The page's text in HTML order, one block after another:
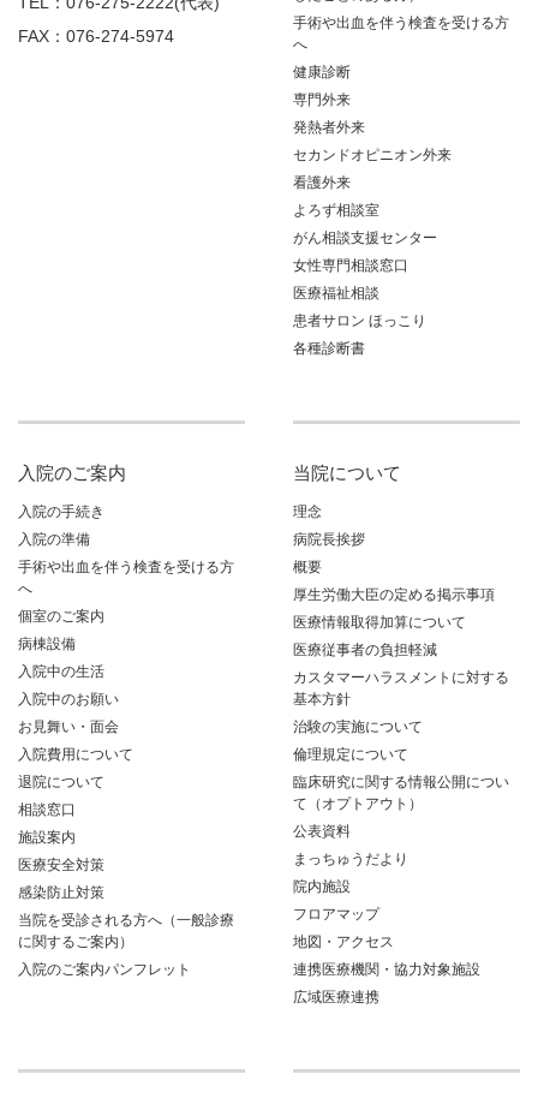
FAX：076-274-5974
手術や出血を伴う検査を受ける方
へ
健康診断
専門外来
発熱者外来
セカンドオピニオン外来
看護外来
よろず相談室
がん相談支援センター
女性専門相談窓口
医療福祉相談
患者サロン ほっこり
各種診断書
入院のご案内
入院の手続き
入院の準備
手術や出血を伴う検査を受ける方
へ
個室のご案内
病棟設備
入院中の生活
入院中のお願い
お見舞い・面会
入院費用について
退院について
相談窓口
施設案内
医療安全対策
感染防止対策
当院を受診される方へ（一般診療
に関するご案内）
入院のご案内パンフレット
当院について
理念
病院長挨拶
概要
厚生労働大臣の定める掲示事項
医療情報取得加算について
医療従事者の負担軽減
カスタマーハラスメントに対する
基本方針
治験の実施について
倫理規定について
臨床研究に関する情報公開につい
て（オプトアウト）
公表資料
まっちゅうだより
院内施設
フロアマップ
地図・アクセス
連携医療機関・協力対象施設
広域医療連携